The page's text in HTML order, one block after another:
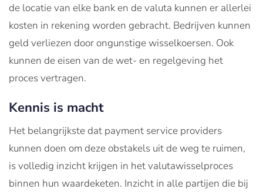
de locatie van elke bank en de valuta kunnen er allerlei
kosten in rekening worden gebracht. Bedrijven kunnen
geld verliezen door ongunstige wisselkoersen. Ook
kunnen de eisen van de wet- en regelgeving het
proces vertragen.
Kennis is macht
Het belangrijkste dat payment service providers
kunnen doen om deze obstakels uit de weg te ruimen,
is volledig inzicht krijgen in het valutawisselproces
binnen hun waardeketen. Inzicht in alle partijen die bij